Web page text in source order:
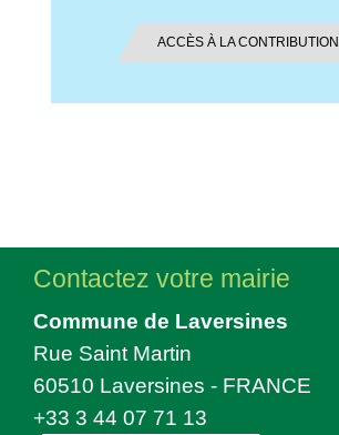
ACCÈS À LA CONTRIBUTION
Contactez votre mairie
Commune de Laversines
Rue Saint Martin
60510 Laversines - FRANCE
+33 3 44 07 71 13